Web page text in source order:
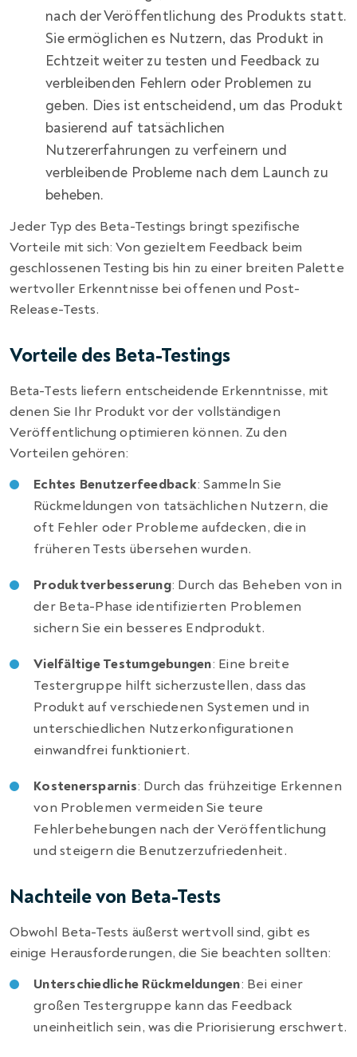
nach der Veröffentlichung des Produkts statt.
Sie ermöglichen es Nutzern, das Produkt in
Echtzeit weiter zu testen und Feedback zu
verbleibenden Fehlern oder Problemen zu
geben. Dies ist entscheidend, um das Produkt
basierend auf tatsächlichen
Nutzererfahrungen zu verfeinern und
verbleibende Probleme nach dem Launch zu
beheben.
Jeder Typ des Beta-Testings bringt spezifische
Vorteile mit sich: Von gezieltem Feedback beim
geschlossenen Testing bis hin zu einer breiten Palette
wertvoller Erkenntnisse bei offenen und Post-
Release-Tests.
Vorteile des Beta-Testings
Beta-Tests liefern entscheidende Erkenntnisse, mit
denen Sie Ihr Produkt vor der vollständigen
Veröffentlichung optimieren können. Zu den
Vorteilen gehören:
Echtes Benutzerfeedback: Sammeln Sie
Rückmeldungen von tatsächlichen Nutzern, die
oft Fehler oder Probleme aufdecken, die in
früheren Tests übersehen wurden.
Produktverbesserung: Durch das Beheben von in
der Beta-Phase identifizierten Problemen
sichern Sie ein besseres Endprodukt.
Vielfältige Testumgebungen: Eine breite
Testergruppe hilft sicherzustellen, dass das
Produkt auf verschiedenen Systemen und in
unterschiedlichen Nutzerkonfigurationen
einwandfrei funktioniert.
Kostenersparnis: Durch das frühzeitige Erkennen
von Problemen vermeiden Sie teure
Fehlerbehebungen nach der Veröffentlichung
und steigern die Benutzerzufriedenheit.
Nachteile von Beta-Tests
Obwohl Beta-Tests äußerst wertvoll sind, gibt es
einige Herausforderungen, die Sie beachten sollten:
Unterschiedliche Rückmeldungen: Bei einer
großen Testergruppe kann das Feedback
uneinheitlich sein, was die Priorisierung erschwert.